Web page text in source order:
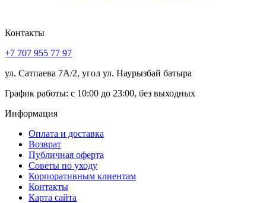
Контакты
+7 707 955 77 97
ул. Сатпаева 7А/2, угол ул. Наурызбай батыра
График работы: с 10:00 до 23:00, без выходных
Информация
Оплата и доставка
Возврат
Публичная оферта
Советы по уходу
Корпоративным клиентам
Контакты
Карта сайта